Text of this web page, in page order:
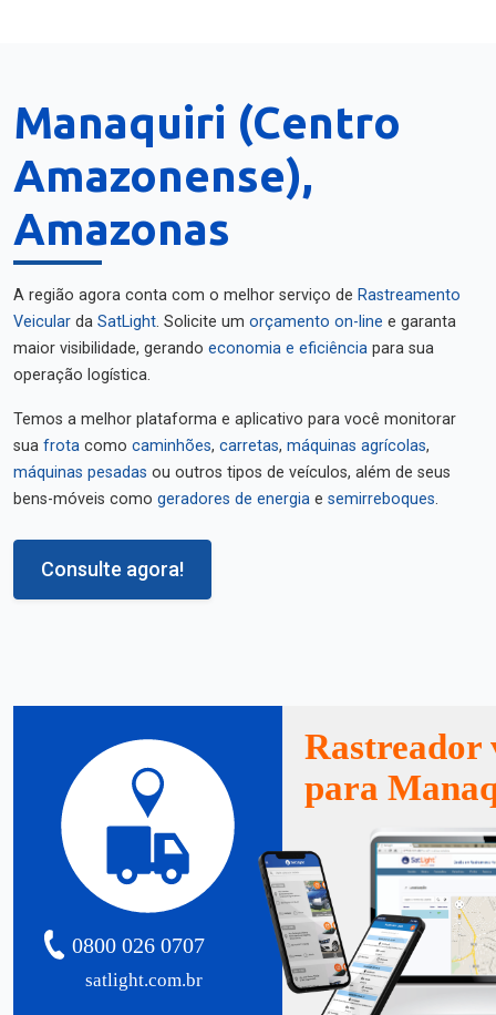
Manaquiri (Centro
Amazonense),
Amazonas
A região agora conta com o melhor serviço de Rastreamento
Veicular da SatLight. Solicite um orçamento on-line e garanta
maior visibilidade, gerando economia e eficiência para sua
operação logística.
Temos a melhor plataforma e aplicativo para você monitorar
sua frota como caminhões, carretas, máquinas agrícolas,
máquinas pesadas ou outros tipos de veículos, além de seus
bens-móveis como geradores de energia e semirreboques.
Consulte agora!
satlight.com.br
0800 026 0707
Rastreador
para